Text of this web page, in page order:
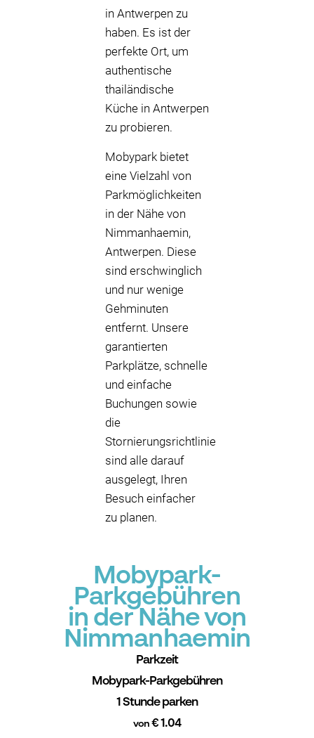
in Antwerpen zu
haben. Es ist der
perfekte Ort, um
authentische
thailändische
Küche in Antwerpen
zu probieren.
Mobypark bietet
eine Vielzahl von
Parkmöglichkeiten
in der Nähe von
Nimmanhaemin,
Antwerpen. Diese
sind erschwinglich
und nur wenige
Gehminuten
entfernt. Unsere
garantierten
Parkplätze, schnelle
und einfache
Buchungen sowie
die
Stornierungsrichtlinie
sind alle darauf
ausgelegt, Ihren
Besuch einfacher
zu planen.
Mobypark-
Parkgebühren
in der Nähe von
Nimmanhaemin
Parkzeit
Mobypark-Parkgebühren
1 Stunde parken
von€ 1.04